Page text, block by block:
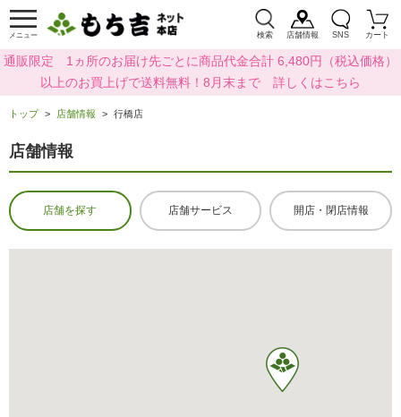
メニュー 検索 店舗情報 SNS カート
通販限定 1ヵ所のお届け先ごとに商品代金合計 6,480円（税込価格）
以上のお買上げで送料無料！8月末まで 詳しくはこちら
トップ 店舗情報 行橋店
店舗情報
店舗を探す 店舗サービス 開店・閉店情報